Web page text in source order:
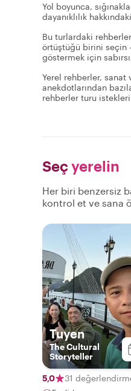
Yol boyunca,
dayanıklılık
Bu turlardaki
örtüştüğü birini seçin
göstermek için
Yerel rehberler, sanat
anekdotlarından
rehberler turu
Seçyerelin
Her biri benzersiz
kontrol et ve sana
Tuyen
The Cultural
Storyteller
5,0 31